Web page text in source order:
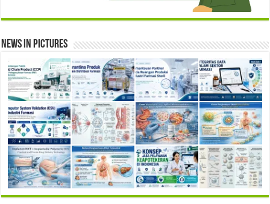
News in Pictures